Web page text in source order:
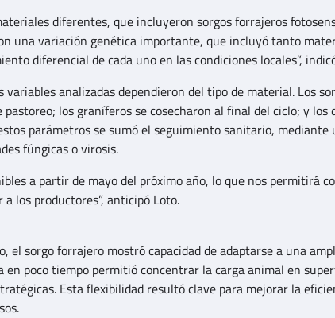
diferentes, que incluyeron sorgos forrajeros
una variación genética importante, que incluyó tanto
diferencial de cada uno en las condiciones locales”,
variables analizadas dependieron del tipo de material. Los
los graníferos se cosecharon al final del ciclo; y
parámetros se sumó el seguimiento sanitario,
fúngicas o virosis.
a partir de mayo del próximo año, lo que nos permitirá
los productores”, anticipó Loto.
el sorgo forrajero mostró capacidad de adaptarse a una
en poco tiempo permitió concentrar la carga animal en
Esta flexibilidad resultó clave para mejorar la